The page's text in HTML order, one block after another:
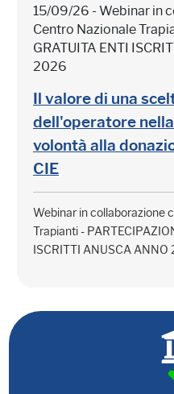
15/09/26 - Webinar in
Centro Nazionale
GRATUITA ENTI
2026
Il valore di una
dell'operatore
volontà alla
CIE
Webinar in collaborazione
Trapianti -
ISCRITTI ANUSCA ANNO